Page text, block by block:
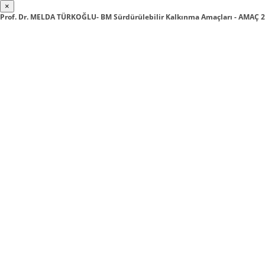
×
Prof. Dr. MELDA TÜRKOĞLU- BM Sürdürülebilir Kalkınma Amaçları - AMAÇ